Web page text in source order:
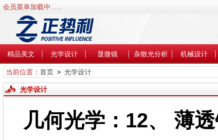
会员菜单加载中......
精品美文 光学设计 显微镜 杂散光分析 机械设计
当前位置： 首页> 光学设计
光学设计
几何光学：12、 薄